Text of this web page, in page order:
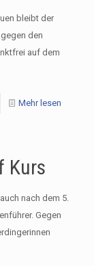
bleibt der
den
auf dem
Mehr lesen
Kurs
nach dem 5.
Gegen